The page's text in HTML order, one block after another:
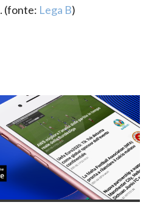
. (fonte: Lega B)